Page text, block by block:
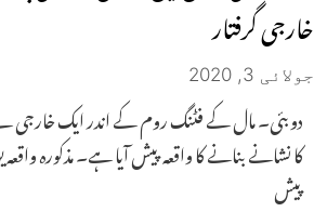
خارجی گرفتار
جولائی 3, 2020
دوبئی۔ مال کے فٹنگ روم کے اندر ایک خارجی
کا نشانے بنانے کا واقعہ پیش آیا ہے۔ مذکورہ
پیش